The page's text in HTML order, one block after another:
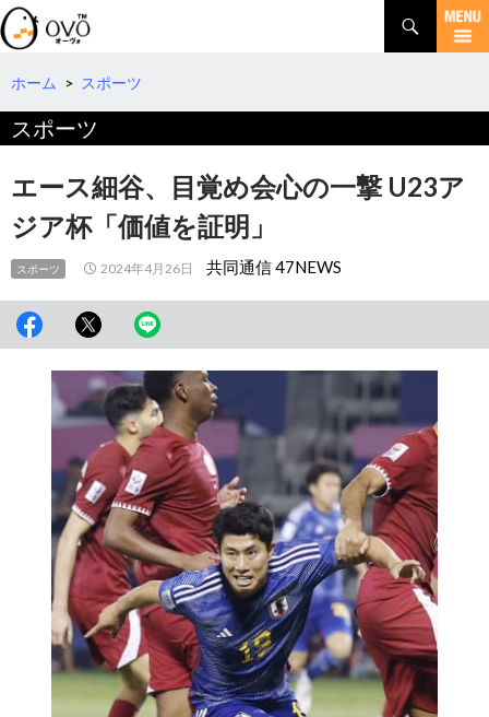
検
索
コ
テ
へ
動
ホーム > スポーツ
スポーツ
エース細谷、目覚め会心の一撃 U23ア
ジア杯「価値を証明」
スポーツ 2024年4月26日 共同通信 47NEWS